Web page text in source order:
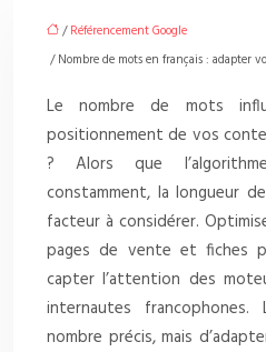
/Référencement Google
/ Nombre de mots en français : adapter
Le nombre de mots
positionnement de vos
? Alors que
constamment, la longueur
facteur à considérer.
pages de vente et fiches
capter l’attention des
internautes
nombre précis, mais